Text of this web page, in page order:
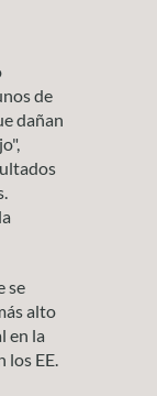
de
dañan
se
alto
en la
los EE.